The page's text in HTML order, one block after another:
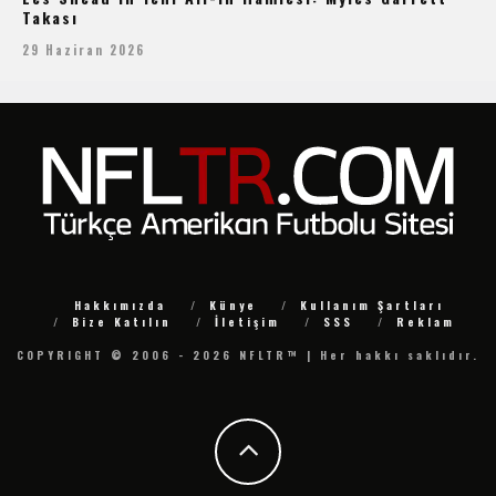
Takası
29 Haziran 2026
Hakkımızda Künye
Kullanım Şartları
Bize Katılın
İletişim SSS
Reklam
COPYRIGHT © 2006 - 2026 NFLTR™ | Her hakkı saklıdır.